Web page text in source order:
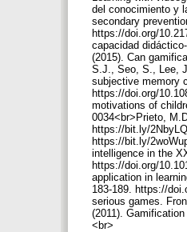
del conocimiento y
secondary
https://doi.org/
capacidad
(2015). Can
S.J., Seo, S., Lee,
subjective memory
https://doi.org/
motivations of
0034<br>Prieto,
https://bit.ly/
https://bit.ly/
intelligence in the
https://doi.org/
application in
183-189. https://
serious games.
(2011).
<br>